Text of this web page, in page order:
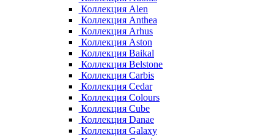
Коллекция Alen
Коллекция Anthea
Коллекция Arhus
Коллекция Aston
Коллекция Baikal
Коллекция Belstone
Коллекция Carbis
Коллекция Cedar
Коллекция Colours
Коллекция Cube
Коллекция Danae
Коллекция Galaxy